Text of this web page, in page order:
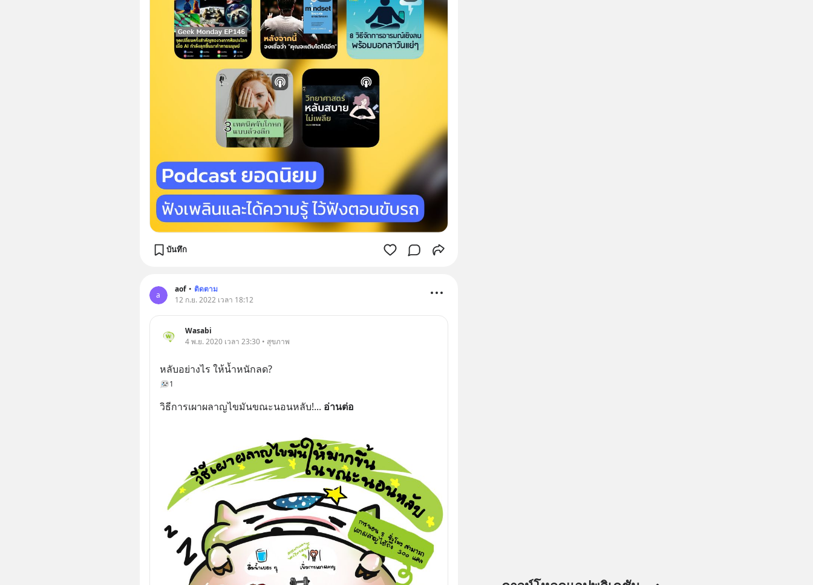
บันทึก
a
aof • ติดตาม
12 ก.ย. 2022 เวลา 18:12
Wasabi
4 พ.ย. 2020 เวลา 23:30 • สุขภาพ
หลับอย่างไร ให้น้ำหนักลด?
1
วิธีการเผาผลาญไขมันขณะนอนหลับ!... อ่านต่อ